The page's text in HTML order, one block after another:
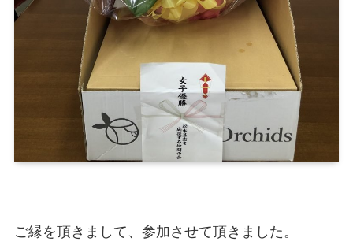
ご縁を頂きまして、参加させて頂きました。